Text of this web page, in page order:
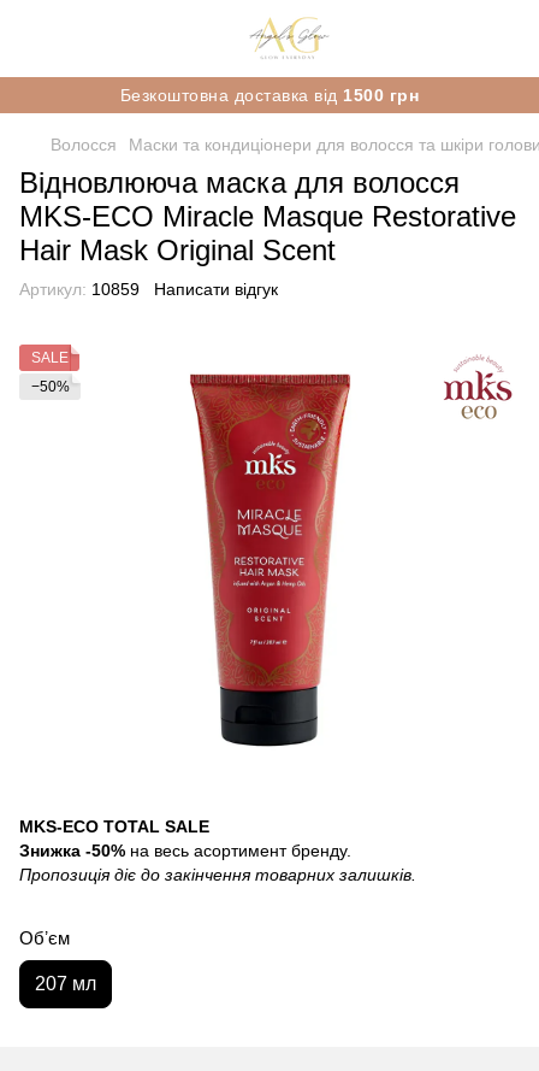
Безкоштовна доставка від 1500 грн
Волосся Маски та кондиціонери для волосся та шкіри
Відновлююча маска для волосся
MKS-ECO Miracle Masque Restorative
Hair Mask Original Scent
Артикул: 10859 Написати відгук
SALE
−50%
MKS-ECO TOTAL SALE
Знижка -50% на весь асортимент бренду.
Пропозиція діє до закінчення товарних залишків.
Обʼєм
207 мл